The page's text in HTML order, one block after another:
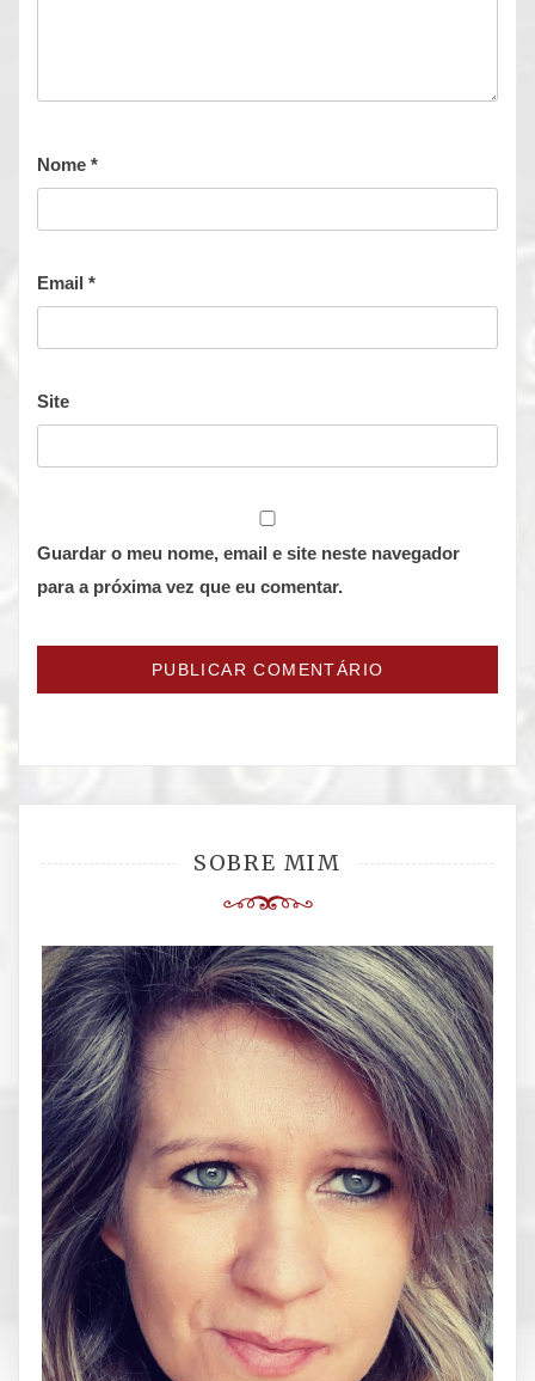
Nome *
Email *
Site
Guardar o meu nome, email e site neste navegador
para a próxima vez que eu comentar.
SOBRE MIM